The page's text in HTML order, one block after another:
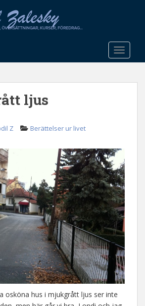
ljus
Z Berättelser ur livet
osköna hus i mjukgrått ljus ser inte